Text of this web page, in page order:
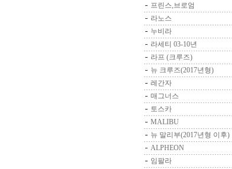
프린스,브로엄
라노스
누비라
라세티 03-10년
라프 (크루즈)
뉴 크루즈(2017년형)
레간자
매그너스
토스카
MALIBU
뉴 말리부(2017년형 이후)
ALPHEON
임팔라